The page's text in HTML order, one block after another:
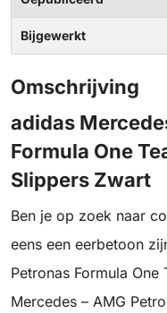
Bijgewerkt
Omschrijving
adidas
Formula One
Slippers Zwart
Ben je op zoek naar
eens een eerbetoon
Petronas Formula
Mercedes – AMG